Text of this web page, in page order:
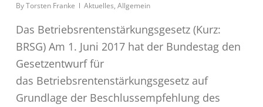
ByTorsten Franke Aktuelles, Allgemein
Das Betriebsrentenstärkungsgesetz (Kurz:
BRSG) Am 1. Juni 2017 hat der Bundestag den
Gesetzentwurf für
das Betriebsrentenstärkungsgesetz auf
Grundlage der Beschlussempfehlung des